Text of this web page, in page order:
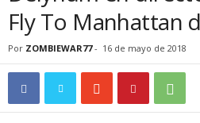
Fly To Manhattan
Por ZOMBIEWAR77- 16 de mayo de 2018